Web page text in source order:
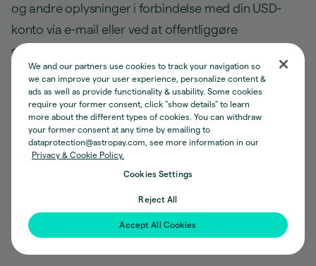
og andre oplysninger i forbindelse med din USD-
konto via e-mail eller ved at offentliggøre
meddelelser på hjemmesiden eller mobilappen.
We and our partners use cookies to track your navigation so
we can improve your user experience, personalize content &
ads as well as provide functionality & usability. Some cookies
require your former consent, click "show details" to learn
more about the different types of cookies. You can withdraw
your former consent at any time by emailing to
dataprotection@astropay.com, see more information in our
Privacy & Cookie Policy.
Cookies Settings
Reject All
Accept All Cookies